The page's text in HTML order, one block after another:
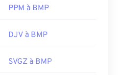
PPM à BMP
DJV à BMP
SVGZ à BMP